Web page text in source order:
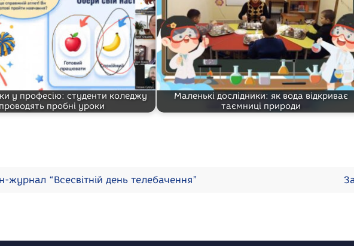
у професію: студенти коледжу
проводять пробні уроки
Маленькі дослідники: як вода відкриває
таємниці природи
журнал “Всесвітній день телебачення”